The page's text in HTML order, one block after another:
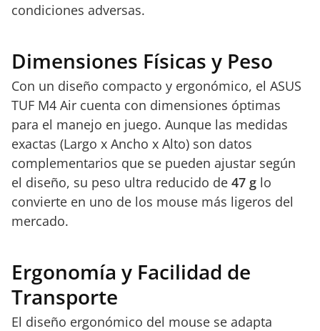
condiciones adversas.
Dimensiones Físicas y Peso
Con un diseño compacto y ergonómico, el ASUS
TUF M4 Air cuenta con dimensiones óptimas
para el manejo en juego. Aunque las medidas
exactas (Largo x Ancho x Alto) son datos
complementarios que se pueden ajustar según
el diseño, su peso ultra reducido de 47 g lo
convierte en uno de los mouse más ligeros del
mercado.
Ergonomía y Facilidad de
Transporte
El diseño ergonómico del mouse se adapta